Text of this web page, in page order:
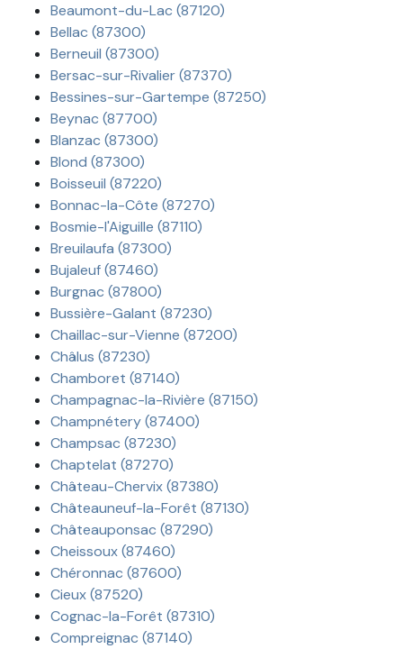
Beaumont-du-Lac (87120)
Bellac (87300)
Berneuil (87300)
Bersac-sur-Rivalier (87370)
Bessines-sur-Gartempe (87250)
Beynac (87700)
Blanzac (87300)
Blond (87300)
Boisseuil (87220)
Bonnac-la-Côte (87270)
Bosmie-l'Aiguille (87110)
Breuilaufa (87300)
Bujaleuf (87460)
Burgnac (87800)
Bussière-Galant (87230)
Chaillac-sur-Vienne (87200)
Châlus (87230)
Chamboret (87140)
Champagnac-la-Rivière (87150)
Champnétery (87400)
Champsac (87230)
Chaptelat (87270)
Château-Chervix (87380)
Châteauneuf-la-Forêt (87130)
Châteauponsac (87290)
Cheissoux (87460)
Chéronnac (87600)
Cieux (87520)
Cognac-la-Forêt (87310)
Compreignac (87140)